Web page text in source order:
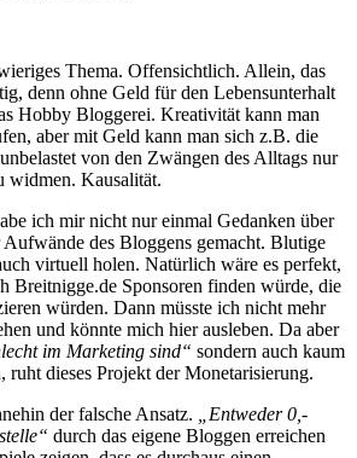
Thema. Offensichtlich. Allein, das
denn ohne Geld für den Lebensunterhalt
Hobby Bloggerei. Kreativität kann man
aber mit Geld kann man sich z.B. die
von den Zwängen des Alltags nur
widmen. Kausalität.
ich mir nicht nur einmal Gedanken über
des Bloggens gemacht. Blutige
virtuell holen. Natürlich wäre es perfekt,
Breitnigge.de Sponsoren finden würde, die
würden. Dann müsste ich nicht mehr
und könnte mich hier ausleben. Da aber
im Marketing sind“ sondern auch kaum
ruht dieses Projekt der Monetarisierung.
der falsche Ansatz.
„Entweder 0,-
durch das eigene Bloggen erreichen